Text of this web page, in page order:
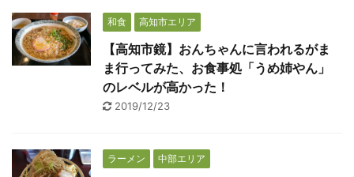
和食 高知市エリア
【高知市鏡】おんちゃんに言われるがま
ま行ってみた、お食事処「うめ姉やん」
のレベルが高かった！
2019/12/23
ラーメン 中部エリア